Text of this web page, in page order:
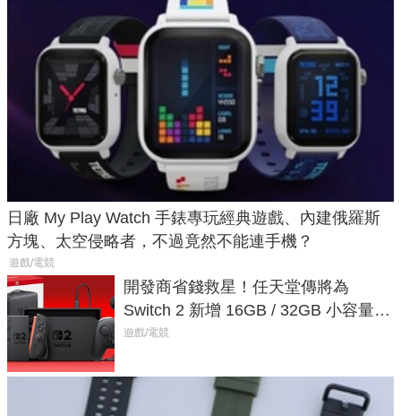
日廠 My Play Watch 手錶專玩經典遊戲、內建俄羅斯
方塊、太空侵略者，不過竟然不能連手機？
遊戲/電競
開發商省錢救星！任天堂傳將為
Switch 2 新增 16GB / 32GB 小容量遊
戲卡的選擇
遊戲/電競